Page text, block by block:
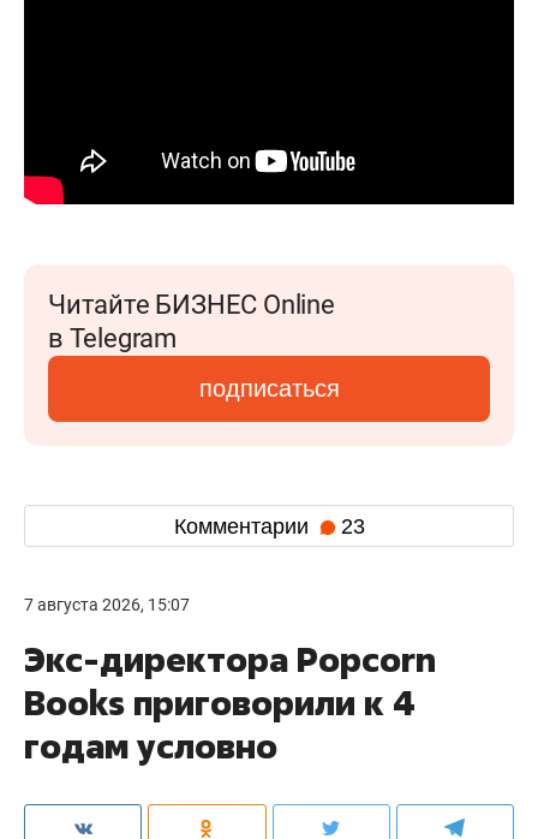
Читайте БИЗНЕС Online
в Telegram
подписаться
Комментарии 23
7 августа 2026, 15:07
Экс-директора Popcorn
Books приговорили к 4
годам условно